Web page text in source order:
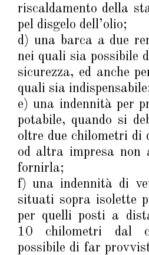
riscaldamento della
pel disgelo dell’olio;
d) una barca a due
nei quali sia possibile
sicurezza, ed anche
quali sia
e) una indennità per
potabile, quando si
oltre due chilometri di
od altra impresa non
fornirla;
f) una indennità di
situati sopra isolette
per quelli posti a
10 chilometri dal
possibile di far